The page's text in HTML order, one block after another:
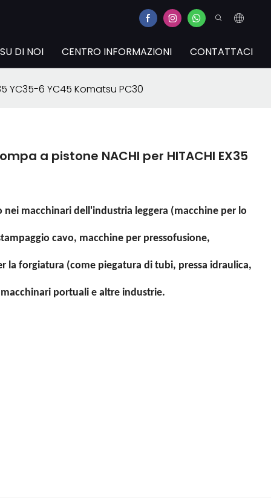
SU DI NOI CENTRO INFORMAZIONI CONTATTACI
YC35-6 YC45 Komatsu PC30
a pistone NACHI per HITACHI EX35
macchinari dell'industria leggera (macchine per lo
cavo, macchine per pressofusione,
la forgiatura (come piegatura di tubi, pressa idraulica,
portuali e altre industrie.